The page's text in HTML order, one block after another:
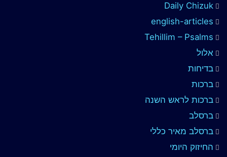
Daily Chizuk
english-articles
Tehillim – Psalms
אלול
בדיחות
ברכות
ברכות לראש השנה
ברסלב
ברסלב מאיר כללי
החיזוק היומי